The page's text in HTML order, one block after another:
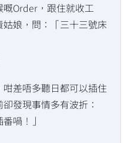
Order，跟住就收工
娘，問：「三十三號床
差唔多聽日都可以插住
發現事情多有波折：
喎！」